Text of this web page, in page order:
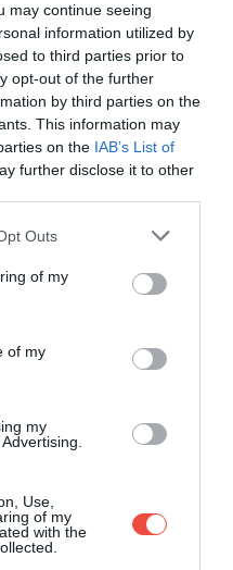
may continue seeing
information utilized by
to third parties prior to
opt-out of the further
by third parties on the
This information may
on the IAB’s List of
further disclose it to other
uses one or more Google
You may click to
its third-party tags to
purposes in below Google
Outs
of my
of my
my
Use,
of my
with the
Indiáig: 5
ha felborítanánk
aljú lábost, majd
fel a tejet, amíg
keverjük meg, hogy
lévő tejbe szórjuk bele
teljesen elolvadjon.
lángra,
amíg
tejhab képződik a